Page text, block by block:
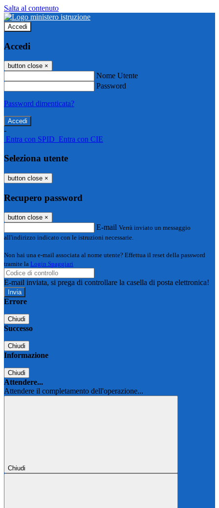
Salta al contenuto
Accedi
Accedi
button close ×
Nome Utente
Password
Password dimenticata?
-
Entra con SPID Entra con CIE
Seleziona utente
button close ×
Recupero password
button close ×
E-mail Verrà inviato un messaggio
all'indirizzo indicato con le istruzioni necessarie.
Non hai una e-mail associata al nome utente? Effettua il reset della password
tramite la Login Spaggiari
E-mail inviata, si prega di controllare la casella di posta elettronica!
Errore
Chiudi
Successo
Chiudi
Informazione
Chiudi
Attendere...
Attendere il completamento dell'operazione...
Chiudi